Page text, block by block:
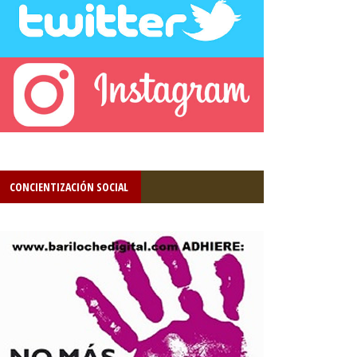
CONCIENTIZACIÓN SOCIAL